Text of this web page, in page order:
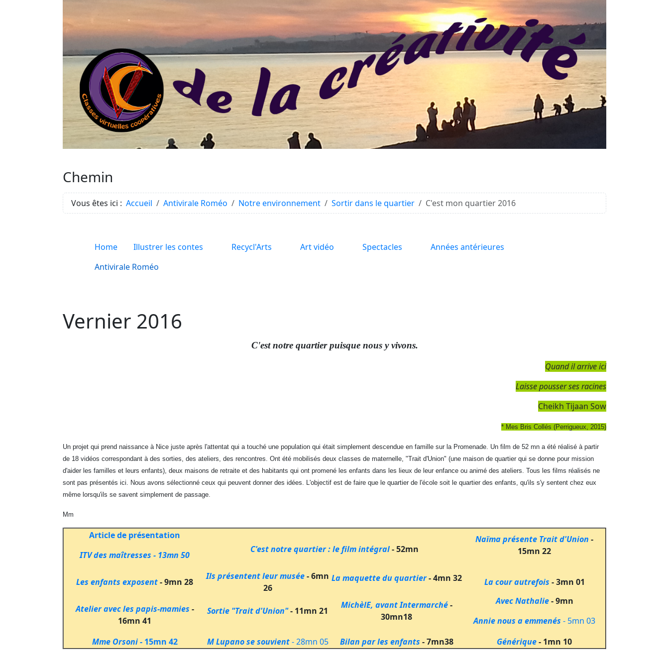
Chemin
Vous êtes ici : Accueil Antivirale Roméo Notre environnement Sortir dans le quartier C'est mon quartier 2016
Home Illustrer les contes Recycl'Arts Art vidéo Spectacles
Années antérieures
Antivirale Roméo
Vernier 2016
C'est notre quartier puisque nous y vivons.
Quand il arrive ici
Laisse pousser ses racines
Cheikh Tijaan Sow
* Mes Bris Collés (Perrigueux, 2015)
Un projet qui prend naissance à Nice juste après l'attentat qui a touché une population qui était simplement descendue en famille sur la Promenade. Un film de 52 mn a été réalisé à partir
de 18 vidéos correspondant à des sorties, des ateliers, des rencontres. Ont été mobilisés deux classes de maternelle, "Trait d'Union" (une maison de quartier qui se donne pour mission
d'aider les familles et leurs enfants), deux maisons de retraite et des habitants qui ont promené les enfants dans les lieux de leur enfance ou animé des ateliers. Tous les films réalisés ne
sont pas présentés ici. Nous avons sélectionné ceux qui peuvent donner des idées. L'objectif est de faire que le quartier de l'école soit le quartier des enfants, qu'ils s'y sentent chez eux
même lorsqu'ils se savent simplement de passage.
Mm
Article de présentation
ITV des maîtresses - 13mn 50
C'est notre quartier : le film intégral- 52mn
Naïma présente Trait d'Union -
15mn 22
Les enfants exposent- 9mn 28
Ils présentent leur musée- 6mn
26
La maquette du quartier - 4mn 32 La cour autrefois - 3mn 01
Atelier avec les papis-mamies -
16mn 41
Sortie "Trait d'Union"- 11mn 21
MichèlE, avant Intermarché-
30mn18
Avec Nathalie - 9mn
Annie nous a emmenés - 5mn 03
Mme Orsoni- 15mn 42 M Lupano se souvient- 28mn 05 Bilan par les enfants - 7mn38 Générique- 1mn 10